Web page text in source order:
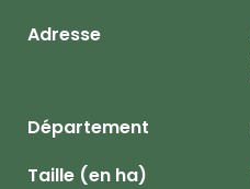
Adresse
Département
Taille (en ha)